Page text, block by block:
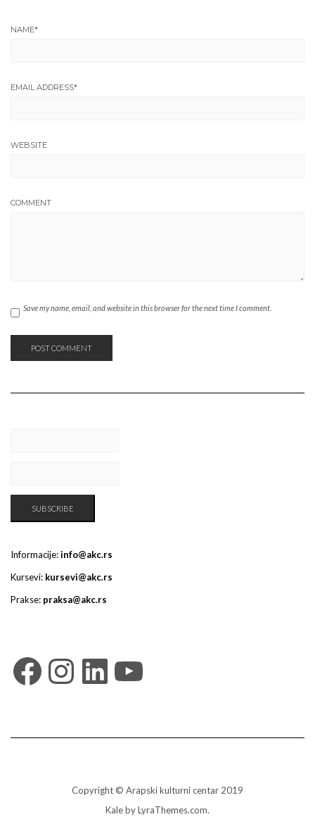
NAME*
EMAIL ADDRESS*
WEBSITE
COMMENT
Save my name, email, and website in this browser for the next time I comment.
Informacije:info@akc.rs
Kursevi: kursevi@akc.rs
Prakse: praksa@akc.rs
Facebook
Instagram
LinkedIn
YouTube
Copyright © Arapski kulturni centar 2019
Kaleby LyraThemes.com.